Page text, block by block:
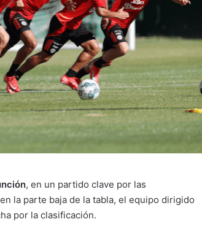
, en un partido clave por las
la parte baja de la tabla, el equipo dirigido
por la clasificación.